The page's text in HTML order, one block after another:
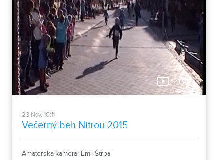
21:04
23.Nov, 10:11
Večerný beh Nitrou 2015
Amatérska kamera: Emil Štrba